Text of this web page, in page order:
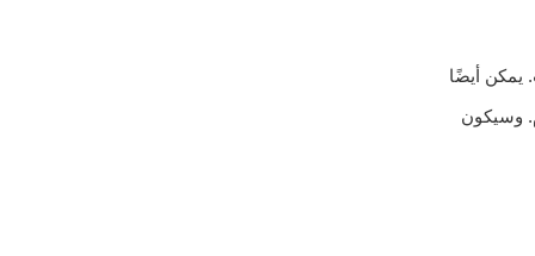
يمكن أيضًا
وسيكون